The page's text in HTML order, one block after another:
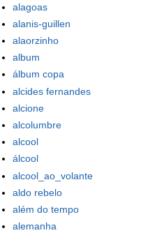
alagoas
alanis-guillen
alaorzinho
album
álbum copa
alcides fernandes
alcione
alcolumbre
alcool
álcool
alcool_ao_volante
aldo rebelo
além do tempo
alemanha